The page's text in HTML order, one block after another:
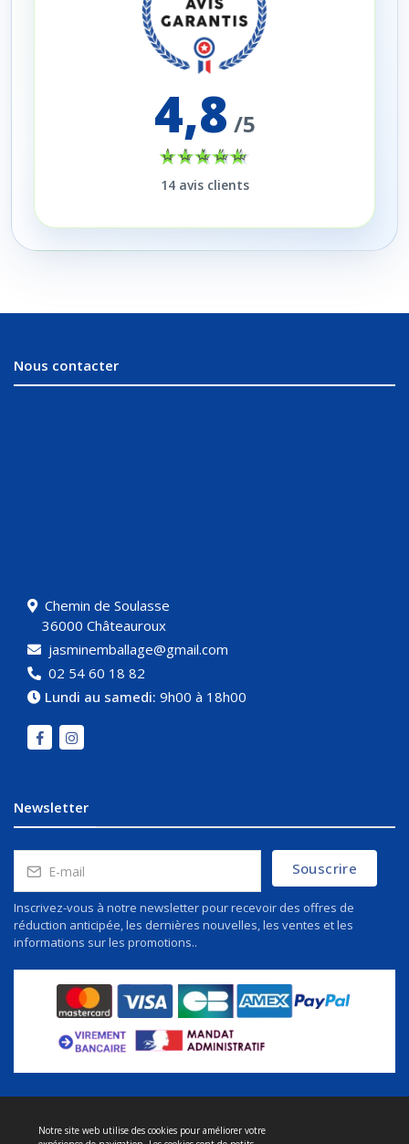
4,8 /5
14avis clients
Nous contacter
Chemin de Soulasse
36000 Châteauroux
jasminemballage@gmail.com
02 54 60 18 82
Lundi au samedi: 9h00 à 18h00
Newsletter
Souscrire
Inscrivez-vous à notre newsletter pour recevoir des offres de
réduction anticipée, les dernières nouvelles, les ventes et les
informations sur les promotions..
À propos de nous
Notre site web utilise des cookies pour améliorer votre